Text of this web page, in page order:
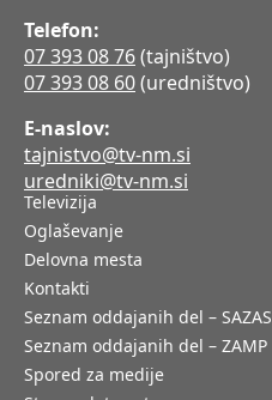
Telefon:
07 393 08 76(tajništvo)
07 393 08 60(uredništvo)
E-naslov:
tajnistvo@tv-nm.si
uredniki@tv-nm.si
Televizija
Oglaševanje
Delovna mesta
Kontakti
Seznam oddajanih del – SAZAS
Seznam oddajanih del – ZAMP
Spored za medije